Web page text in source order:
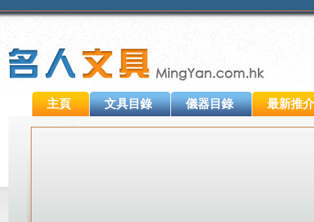
主頁 文具目錄 儀器目錄 最新推介